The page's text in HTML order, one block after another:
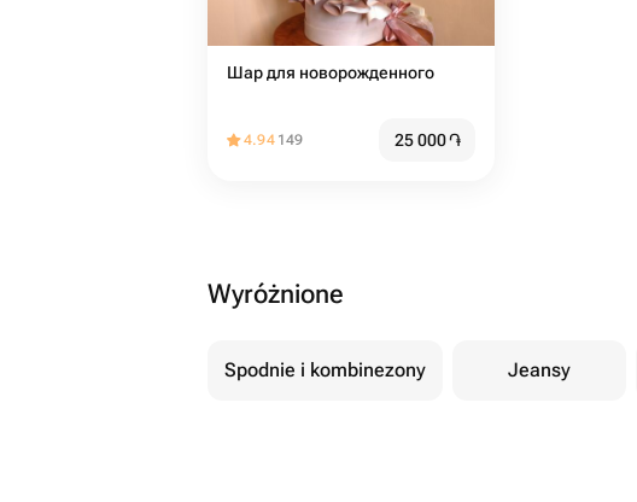
Шар для новорожденного
4.94 149 25 000֏
Wyróżnione
Spodnie i kombinezony Jeansy